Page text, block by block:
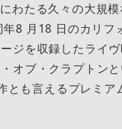
わたる久々の⼤規
8 ⽉18 ⽇のカリフ
ジを収録したライ
オブ・クラプトン
も⾔えるプレミア